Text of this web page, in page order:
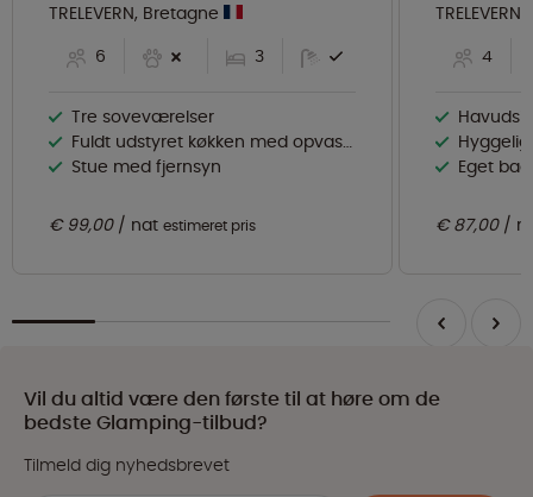
TRELEVERN, Bretagne
6
3
Tre soveværelser
Fuldt udstyret køkken med opvaskemaskine
Stue med fjernsyn
€ 99,00 nat estimeret pris
4
Eget
€ 87,00
Vil du altid være den første til at høre om de
bedste Glamping-tilbud?
Tilmeld dig nyhedsbrevet